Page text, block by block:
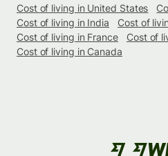
Cost of living in United States
Cost of living in India
Cost of
Cost of living in France
Cost of
Cost of living in Canada